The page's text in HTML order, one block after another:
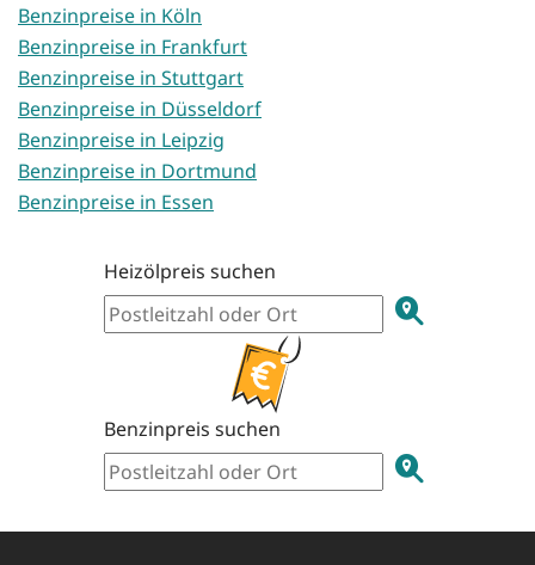
Benzinpreise in Köln
Benzinpreise in Frankfurt
Benzinpreise in Stuttgart
Benzinpreise in Düsseldorf
Benzinpreise in Leipzig
Benzinpreise in Dortmund
Benzinpreise in Essen
Heizölpreis suchen
Benzinpreis suchen